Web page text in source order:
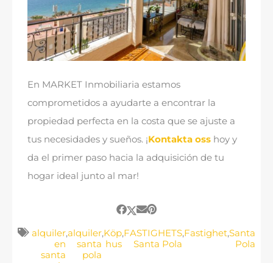
En MARKET Inmobiliaria estamos
comprometidos a ayudarte a encontrar la
propiedad perfecta en la costa que se ajuste a
tus necesidades y sueños. ¡Kontakta oss hoy y
da el primer paso hacia la adquisición de tu
hogar ideal junto al mar!
alquiler
en
santa
,alquiler
santa
pola
,Köp
hus
,FASTIGHETS
Santa Pola
,Fastighet,Santa
Pola